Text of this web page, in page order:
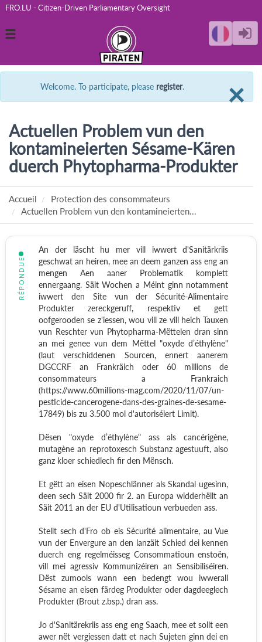
FRO.LU - Citizen-Driven Parliamentary Oversight
Toggle
×
Welcome. To participate, please register.
Actuellen Problem vun den
kontamineierten Sésame-Kären
duerch Phytopharma-Produkter
Accueil
Protection des consommateurs
Actuellen Problem vun den kontamineierten...
RÉPONDUE
An der läscht hu mer vill iwwert d'Sanitärkriis
geschwat an heiren, mee an deem ganzen ass eng an
mengen Aen aaner Problematik komplett
ennergaang. Säit Wochen a Méint ginn notamment
iwwert den Site vun der Sécurité-Alimentaire
Produkter zereckgeruff, respektiv et gett
oofgerooden se z'iessen, wou vill ze vill heich Tauxen
vun Reschter vun Phytopharma-Mëttelen dran sinn
an mei genee vun dem Mëttel "oxyde d’éthylène"
(laut verschiddenen Sourcen, ennert aanerem
DGCCRF an Frankräich oder 60 millions de
consommateurs a Frankraich
(https://www.60millions-mag.com/2020/11/07/un-
pesticide-cancerogene-dans-des-graines-de-sesame-
17849) bis zu 3.500 mol d'autoriséiert Limit).
Dësen "oxyde d’éthylène" ass als cancérigène,
mutagène an reprotoxesch Substanz agestuuft, also
ganz kloer schiedlech fir den Mënsch.
Et gëtt an eisen Nopeschlänner als Skandal ugesinn,
deen sech Säit 2000 fir 2. an Europa widderhëllt an
Säit 2011 an der EU d'Utilisatioun verbueden ass.
Stellt sech d'Fro ob eis Sécurité alimentaire, au Vue
vun der Envergure an den lanzäit Schied dei kennen
duerch eng regelméisseg Consommatioun enstoën,
vill mei agressiv Kommunizéiren an Sensibiliséiren.
Dëst zumools wann een bedengt wou iwwerall
Sésame an eisen färdeg Produkter oder dagdeeglech
Produkter (Brout z.bsp.) dran ass.
Jo d'Sanitärekriis ass eng eng Saach, mee et sollt een
awer nët vergiessen datt et nach Sujeten ginn dei en